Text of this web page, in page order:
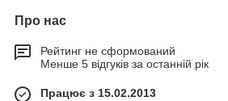
Про нас
Рейтинг не сформований
Менше 5 відгуків за останній рік
Працює з 15.02.2013